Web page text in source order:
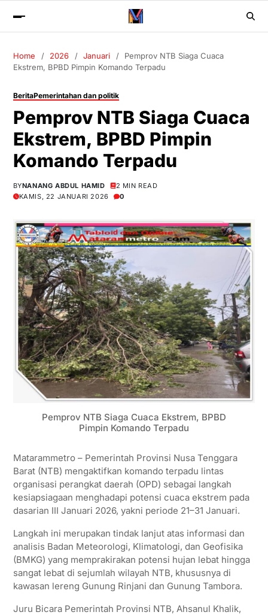
Home 2026 Januari
Pemprov NTB Siaga Cuaca
Ekstrem, BPBD Pimpin Komando Terpadu
BeritaPemerintahan dan politik
Pemprov NTB Siaga Cuaca
Ekstrem, BPBD Pimpin
Komando Terpadu
BYNANANG ABDUL HAMID
2 MIN READ
KAMIS, 22 JANUARI 2026
0
Pemprov NTB Siaga Cuaca Ekstrem, BPBD
Pimpin Komando Terpadu
Matarammetro – Pemerintah Provinsi Nusa Tenggara
Barat (NTB) mengaktifkan komando terpadu lintas
organisasi perangkat daerah (OPD) sebagai langkah
kesiapsiagaan menghadapi potensi cuaca ekstrem pada
dasarian III Januari 2026, yakni periode 21–31 Januari.
Langkah ini merupakan tindak lanjut atas informasi dan
analisis Badan Meteorologi, Klimatologi, dan Geofisika
(BMKG) yang memprakirakan potensi hujan lebat hingga
sangat lebat di sejumlah wilayah NTB, khususnya di
kawasan lereng Gunung Rinjani dan Gunung Tambora.
Juru Bicara Pemerintah Provinsi NTB, Ahsanul Khalik,